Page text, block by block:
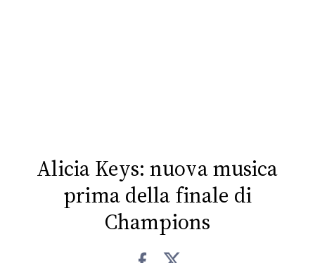
Alicia Keys: nuova musica
prima della finale di
Champions